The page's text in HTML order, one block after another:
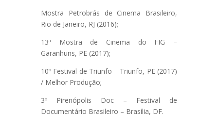
Mostra Petrobrás de Cinema Brasileiro,
Rio de Janeiro, RJ (2016);
13ª Mostra de Cinema do FIG –
Garanhuns, PE (2017);
10º Festival de Triunfo – Triunfo, PE (2017)
/ Melhor Produção;
3º Pirenópolis Doc – Festival de
Documentário Brasileiro – Brasília, DF.